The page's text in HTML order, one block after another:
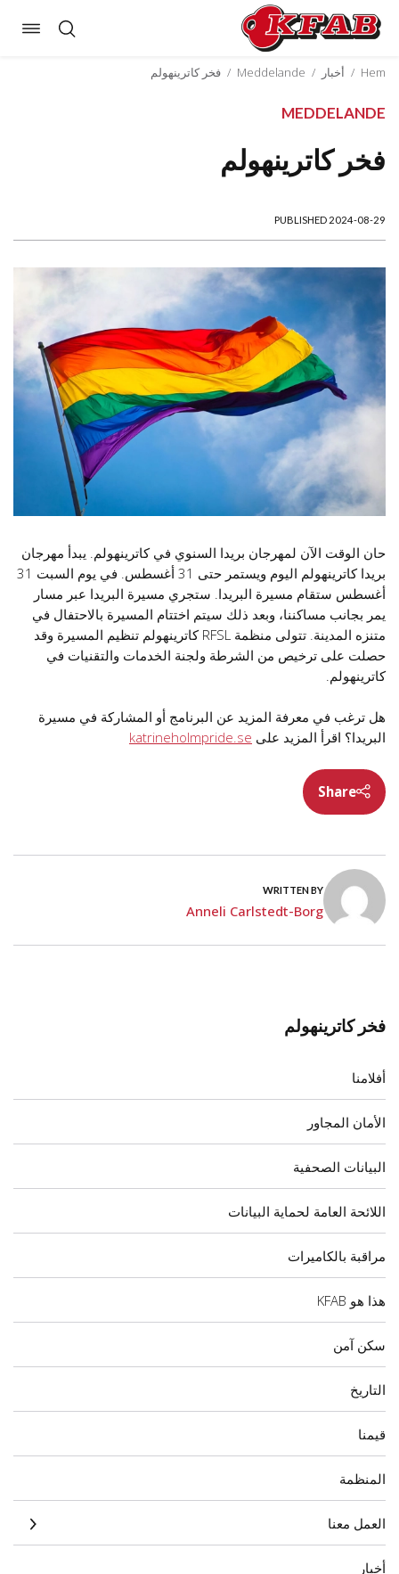
Skip
content
Hem
/ أخبار /
Meddelande
/ فخر كاترينهولم
فخر كاترينهولم
أفلامنا
الأمان المجاور
البيانات الصحفية
اللائحة العامة لحماية البيانات
مراقبة بالكاميرات
هذا هو KFAB
سكن آمن
التاريخ
قيمنا
المنظمة
العمل معنا
أخبار
MEDDELANDE
فخر كاترينهولم
PUBLISHED 2024-08-29
حان الوقت الآن لمهرجان بريدا السنوي في كاترينهولم. يبدأ مهرجان
بريدا كاترينهولم اليوم ويستمر حتى 31 أغسطس. في يوم السبت 31
أغسطس ستقام مسيرة البريدا. ستجري مسيرة البريدا عبر مسار
يمر بجانب مساكننا، وبعد ذلك سيتم اختتام المسيرة بالاحتفال في
متنزه المدينة. تتولى منظمة RFSL كاترينهولم تنظيم المسيرة وقد
حصلت على ترخيص من الشرطة ولجنة الخدمات والتقنيات في
كاترينهولم.
هل ترغب في معرفة المزيد عن البرنامج أو المشاركة في مسيرة
البريدا؟ اقرأ المزيد على katrineholmpride.se
Share
WRITTEN BY
Anneli Carlstedt-Borg